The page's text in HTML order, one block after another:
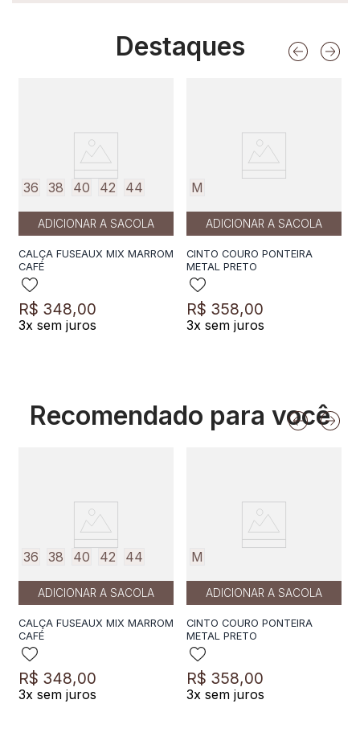
Destaques
36 38 40 42 44
ADICIONAR A SACOLA
CALÇA FUSEAUX MIX MARROM
CAFÉ
R$ 348,00
3x sem juros
M
ADICIONAR A SACOLA
CINTO COURO PONTEIRA
METAL PRETO
R$ 358,00
3x sem juros
Recomendado para você
36 38 40 42 44
ADICIONAR A SACOLA
CALÇA FUSEAUX MIX MARROM
CAFÉ
R$ 348,00
3x sem juros
M
ADICIONAR A SACOLA
CINTO COURO PONTEIRA
METAL PRETO
R$ 358,00
3x sem juros